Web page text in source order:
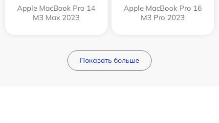
Apple MacBook Pro 14
M3 Max 2023
Apple MacBook Pro 16
M3 Pro 2023
Показать больше